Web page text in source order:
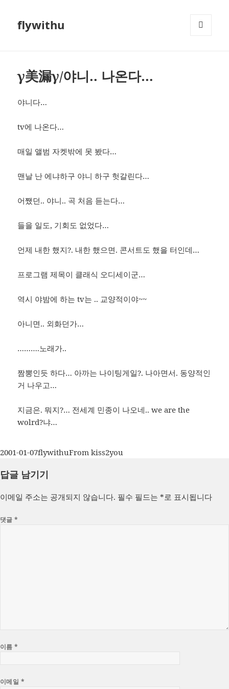
flywithu
γ美漏γ/야니.. 나온다…
야니다…
tv에 나온다…
매일 앨범 자켓밖에 못 봤다…
맨날 난 에냐하구 야니 하구 헛갈린다…
어쨌던.. 야니.. 곡 처음 듣는다…
들을 일도, 기회도 없었다…
언제 내한 했지?. 내한 했으면. 콘서트도 했을 터인데…
프로그램 제목이 클래식 오디세이군…
역시 야밤에 하는 tv는 .. 교양적이야~~
아니면.. 외화던가…
……….노래가..
짬뽕인듯 하다… 아까는 나이팅게일?. 나아면서. 동양적인
거 나우고…
지금은. 뭐지?… 전세계 민종이 나오네.. we are the
wolrd?냐…
작
일
2001-01-07글
이
flywithu카
From kiss2you
답글 남기기
이메일 주소는 공개되지 않습니다. 필수 필드는 *로 표시됩니다
댓글*
이름*
이메일 *